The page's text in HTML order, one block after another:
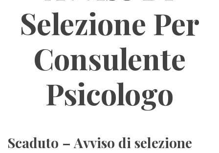
Selezione Per
Consulente
Psicologo
Scaduto – Avviso di selezione